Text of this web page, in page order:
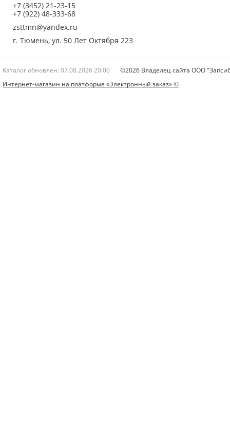
+7 (3452) 21-23-15
+7 (922) 48-333-68
zsttmn@yandex.ru
г. Тюмень, ул. 50 Лет Октября 223
Каталог обновлен: 07.08.2026 20:00
©2026 Владелец сайта ООО
Интернет-магазин на платформе «Электронный заказ» ©